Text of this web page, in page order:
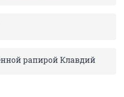
рапирой Клавдий